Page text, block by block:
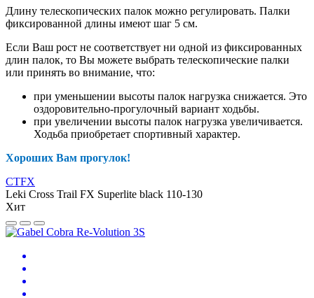
Длину телескопических палок можно регулировать. Палки
фиксированной длины имеют шаг 5 см.
Если Ваш рост не соответствует ни одной из фиксированных
длин палок, то Вы можете выбрать телескопические палки
или принять во внимание, что:
при уменьшении высоты палок нагрузка снижается. Это
оздоровительно-прогулочный вариант ходьбы.
при увеличении высоты палок нагрузка увеличивается.
Ходьба приобретает спортивный характер.
Хороших Вам прогулок!
CTFX
Leki Cross Trail FX Superlite black 110-130
Хит